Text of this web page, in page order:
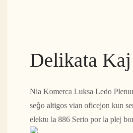
Delikata
Nia Komerca Luksa Ledo
seĝo altigos vian oficejon kun
elektu la 886 Serio por la plej